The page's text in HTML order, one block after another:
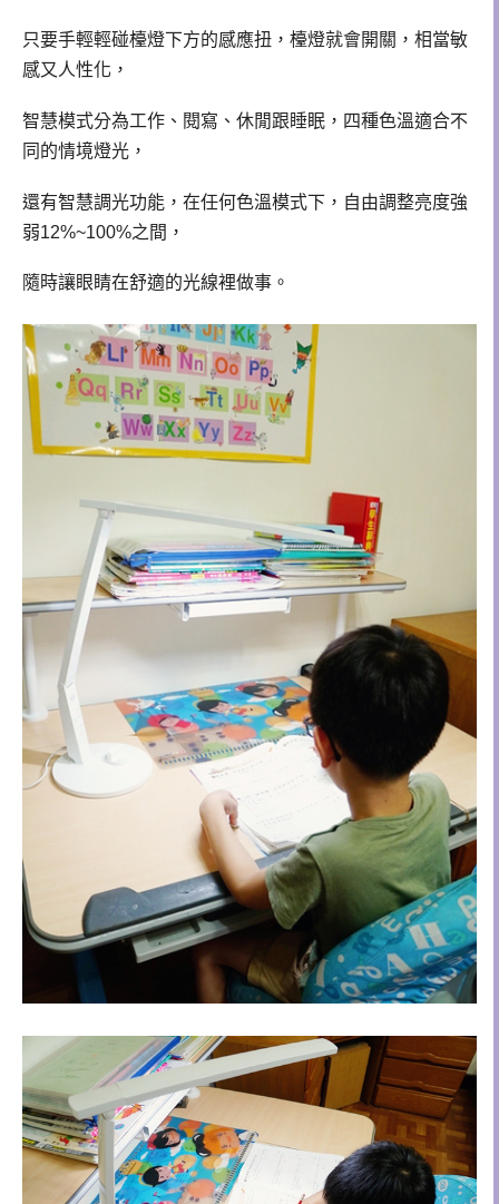
只要手輕輕碰檯燈下方的感應扭，檯燈就會開關，相當敏
感又人性化，
智慧模式分為工作、閱寫、休閒跟睡眠，四種色溫適合不
同的情境燈光，
還有智慧調光功能，在任何色溫模式下，自由調整亮度強
弱12%~100%之間，
隨時讓眼睛在舒適的光線裡做事。